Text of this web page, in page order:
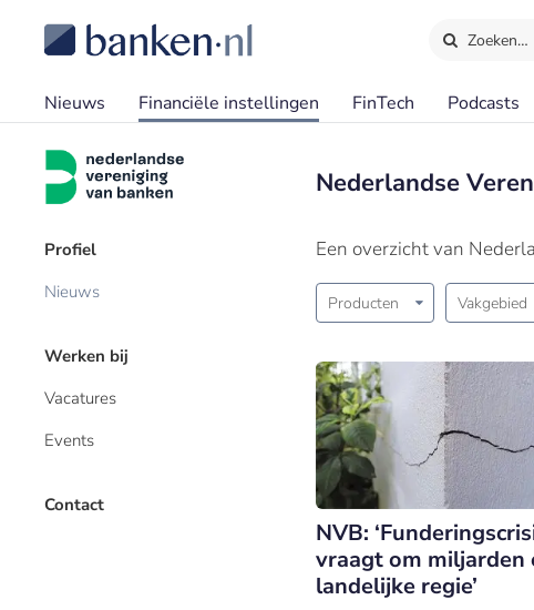
Zoeken…
Nieuws Financiële instellingen FinTech Podcasts
Profiel
Nieuws
Werken bij
Vacatures
Events
Contact
Nederlandse
Een overzicht van
Producten Vakgebied
NVB:
vraagt om miljarden
landelijke regie’